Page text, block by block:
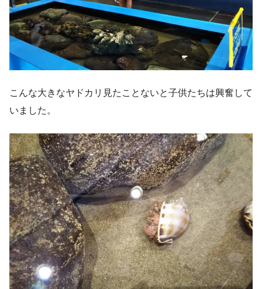
こんな大きなヤドカリ見たことないと子供たちは興奮して
いました。